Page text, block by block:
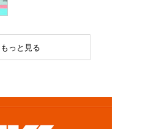
もっと見る